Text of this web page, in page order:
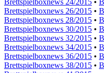
Brettspielboxnews 24/2015 •
Brettspielboxnews 26/2015 •
Brettspielboxnews 28/2015 •
Brettspielboxnews 30/2015 •
Brettspielboxnews 32/2015 •
Brettspielboxnews 34/2015 •
Brettspielboxnews 36/2015 •
Brettspielboxnews 38/2015 •